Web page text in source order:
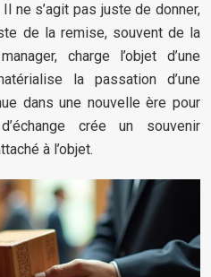
ne s’agit pas juste de donner,
de la remise, souvent de la
charge l’objet d’une
la passation d’une
dans une nouvelle ère pour
crée un souvenir
à l’objet.